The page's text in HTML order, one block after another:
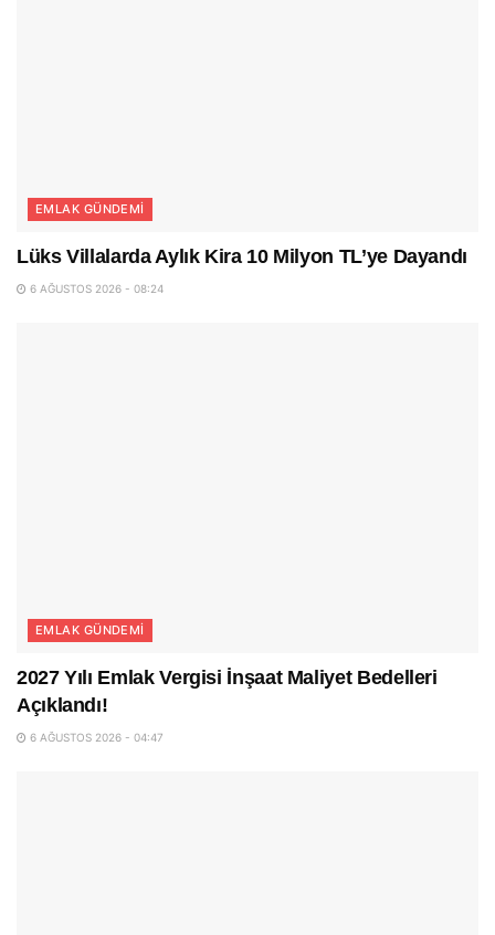
EMLAK GÜNDEMI
Lüks Villalarda Aylık Kira 10 Milyon TL’ye Dayandı
6 AĞUSTOS 2026 - 08:24
EMLAK GÜNDEMI
2027 Yılı Emlak Vergisi İnşaat Maliyet Bedelleri
Açıklandı!
6 AĞUSTOS 2026 - 04:47